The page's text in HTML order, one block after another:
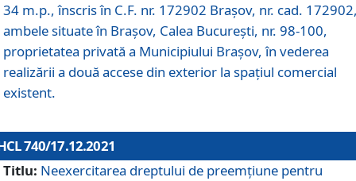
34 m.p., înscris în C.F. nr. 172902 Brașov, nr. cad.
ambele situate în Brașov, Calea București, nr. 98-100,
proprietatea privată a Municipiului Brașov, în vederea
realizării a două accese din exterior la spațiul comercial
existent.
740/17.12.2021
Titlu: Neexercitarea dreptului de preemţiune pentru